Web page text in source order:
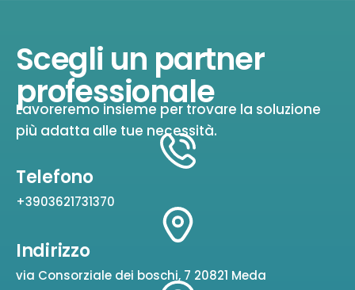
Scegli un partner
professionale
Lavoreremo insieme per trovare la soluzione
più adatta alle tue necessità.
Telefono
+3903621731370
Indirizzo
via Consorziale dei boschi, 7 20821 Meda